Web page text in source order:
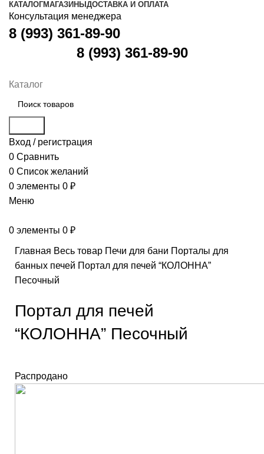
КАТАЛОГМАГАЗИНЫ ДОСТАВКА И ОПЛАТА
Консультация менеджера
8 (993) 361-89-90
8 (993) 361-89-90
Каталог
Вход / регистрация
0 Сравнить
0 Список желаний
0 элементы 0 ₽
Меню
0 элементы 0 ₽
Главная Весь товар Печи для бани Порталы для
банных печей Портал для печей “КОЛОННА”
Песочный
Портал для печей
“КОЛОННА” Песочный
Распродано